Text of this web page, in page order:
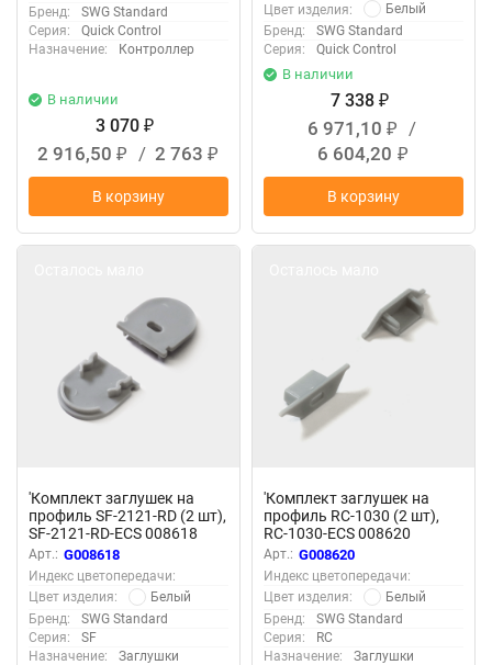
Бренд:
SWG Standard
Серия:
Quick Control
Назначение:
Контроллер
В наличии
3 070 ₽
2 916,50 ₽ / 2 763 ₽
В корзину
Цвет изделия:
Белый
Бренд:
SWG Standard
Серия:
Quick Control
В наличии
7 338 ₽
6 971,10 ₽
/
6 604,20 ₽
В корзину
'Комплект заглушек на
профиль SF-2121-RD (2 шт),
SF-2121-RD-ECS 008618
Арт.: G008618
Индекс цветопередачи:
Цвет изделия:
Белый
Бренд:
SWG Standard
Серия:
SF
Назначение:
Заглушки
'Комплект заглушек на
профиль RC-1030 (2 шт),
RC-1030-ECS 008620
Арт.: G008620
Индекс цветопередачи:
Цвет изделия:
Белый
Бренд:
SWG Standard
Серия:
RC
Назначение:
Заглушки